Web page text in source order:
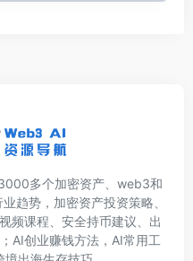
多个加密资产、web3和
趋势，加密资产投资策略、
频课程、安全持币建议、出
AI创业赚钱方法，AI常用工